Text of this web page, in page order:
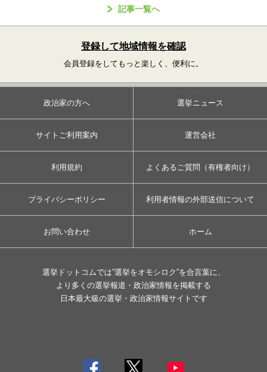
記事一覧へ
登録して地域情報を確認
会員登録をしてもっと楽しく、便利に。
政治家の方へ 選挙ニュース
サイトご利用案内 運営会社
利用規約 よくあるご質問（有権者向け）
プライバシーポリシー 利用者情報の外部送信について
お問い合わせ ホーム
選挙ドットコムでは”選挙をオモシロク”を合言葉に、
より多くの選挙報道・政治家情報を掲載する
日本最大級の選挙・政治家情報サイトです